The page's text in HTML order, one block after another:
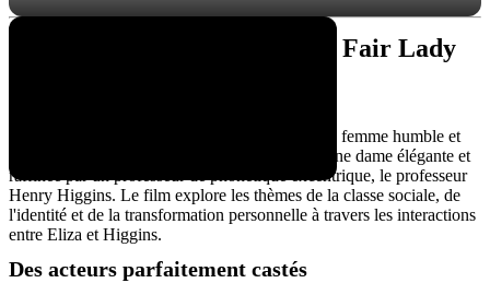
Le classique intemporel : My Fair Lady
L'histoire de My Fair Lady est celle d'une jeune femme humble et
simple, Eliza Doolittle, qui est transformée en une dame élégante et
raffinée par un professeur de phonétique excentrique, le professeur
Henry Higgins. Le film explore les thèmes de la classe sociale, de
l'identité et de la transformation personnelle à travers les interactions
entre Eliza et Higgins.
Des acteurs parfaitement castés